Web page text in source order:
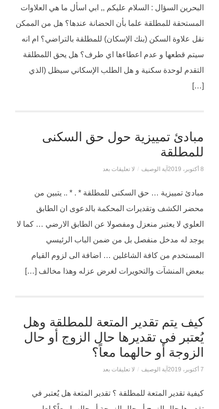
البحرين السؤال : السلام عليكم ,, ابي اسأل ما هي العلاوات
المستحقة للمطلقة علما بأن الحضانة عندها؟ هل من الممكن
نقل علاوة السكن (بنك الإسكان) للمطلقة بالتراضي؟ ام انه
سيتم قطعها و عدم اعطاءها اي طرف؟ هل يحق اللمطلقة
التقدم لوحدة سكنية و هل الطلب الإسكاني سيظل (الذي
[…]
مبادئ تمييزية حول حق السكنى
للمطلقة
8 أكتوبر، 2019 آية الوصيف / لا تعليقات بعد
مبادئ تمييزية … حق السكنى للمطلقة * . * .. يتبين من
محضر الكشف وتقديرات المحكمة بالدعوى ان الطابق
العلوي لا يعتبر منعزل ومفصولا عن الطابق الارضي … كما لا
يوجد له مدخل منفصل بل من ضمن الباب الرئيسي
المستخدم من كافة الشاغلين … اضافة الى لزوم القيام
ببعض المنشآت والتحويرات لغرض عزله وهذا مخالف […]
كيف يتم تقدير المتعة للمطلقة وهل
يُعتبر في تقديرها حال الزوج أو حال
الزوجة أو حالهما معاً؟
7 أكتوبر، 2019 آية الوصيف / لا تعليقات بعد
كيفية تقدير المتعة للمطلقة ؟ تقدير المتعة هل يُعتبر في